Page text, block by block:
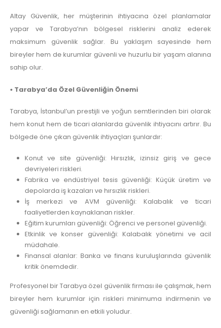
Altay Güvenlik, her müşterinin ihtiyacına özel planlamalar
yapar ve Tarabya’nın bölgesel risklerini analiz ederek
maksimum güvenlik sağlar. Bu yaklaşım sayesinde hem
bireyler hem de kurumlar güvenli ve huzurlu bir yaşam alanına
sahip olur.
• Tarabya’da Özel Güvenliğin Önemi
Tarabya, İstanbul’un prestijli ve yoğun semtlerinden biri olarak
hem konut hem de ticari alanlarda güvenlik ihtiyacını artırır. Bu
bölgede öne çıkan güvenlik ihtiyaçları şunlardır:
Konut ve site güvenliği: Hırsızlık, izinsiz giriş ve gece
devriyeleri riskleri.
Fabrika ve endüstriyel tesis güvenliği: Küçük üretim ve
depolarda iş kazaları ve hırsızlık riskleri.
İş merkezi ve AVM güvenliği: Kalabalık ve ticari
faaliyetlerden kaynaklanan riskler.
Eğitim kurumları güvenliği: Öğrenci ve personel güvenliği.
Etkinlik ve konser güvenliği: Kalabalık yönetimi ve acil
müdahale.
Finansal alanlar: Banka ve finans kuruluşlarında güvenlik
kritik önemdedir.
Profesyonel bir Tarabya özel güvenlik firması ile çalışmak, hem
bireyler hem kurumlar için riskleri minimuma indirmenin ve
güvenliği sağlamanın en etkili yoludur.